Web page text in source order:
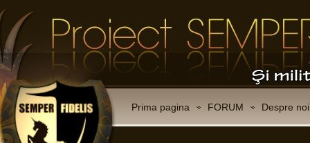
Prima pagina FORUM Despre noi